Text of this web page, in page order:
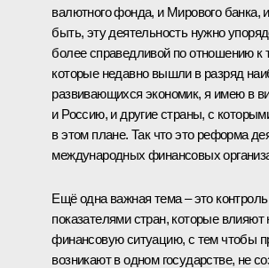
валютного фонда, и Мирового банка,
быть, эту деятельность нужно
более справедливой по отношению к
которые недавно вышли в разряд
развивающихся экономик, я имею в
и Россию, и другие страны, с
в этом плане. Так что это реформа
международных финансовых
Ещё одна важная тема – это
показателями стран, которые
финансовую ситуацию, с тем чтобы
возникают в одном государстве, не